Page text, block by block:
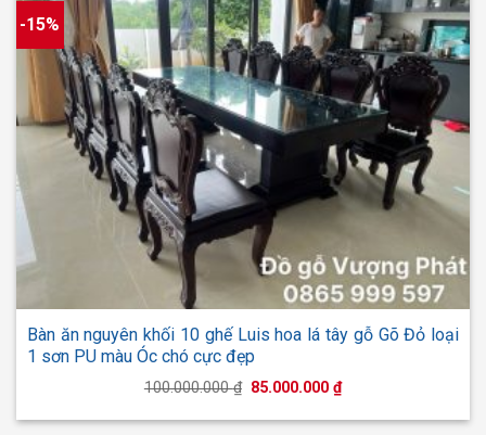
-15%
Bàn ăn nguyên khối 10 ghế Luis hoa lá tây gỗ Gõ Đỏ loại
1 sơn PU màu Óc chó cực đẹp
100.000.000₫ Giá
là:
85.000.000₫Giá
hiện
tại